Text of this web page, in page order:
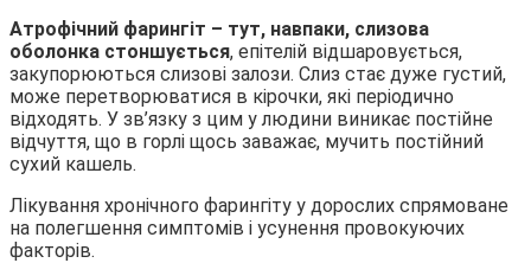
Атрофічний фарингіт – тут, навпаки, слизова
оболонка стоншується, епітелій відшаровується,
закупорюються слизові залози. Слиз стає дуже густий,
може перетворюватися в кірочки, які періодично
відходять. У зв’язку з цим у людини виникає постійне
відчуття, що в горлі щось заважає, мучить постійний
сухий кашель.
Лікування хронічного фарингіту у дорослих спрямоване
на полегшення симптомів і усунення провокуючих
факторів.